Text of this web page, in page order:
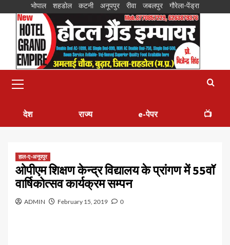
भोपाल शहडोल कटनी अनूपपुर रीवा जबलपुर गौरेला-पेंड्रा
देश राज्य e-पेपर 📺
हाल-ए-अनूपपुर
ओपीएम शिक्षण केन्द्र विद्यालय के प्रांगण में 55वॉ
वार्षिकोत्सव कार्यक्रम सम्पन
ADMIN February 15, 2019 0